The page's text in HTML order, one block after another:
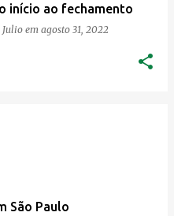
início ao fechamento
Julioem agosto 31, 2022
São Paulo